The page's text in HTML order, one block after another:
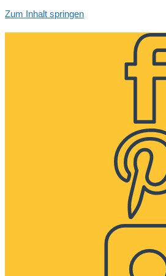
Zum Inhalt springen